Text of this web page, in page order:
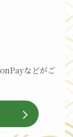
などがご